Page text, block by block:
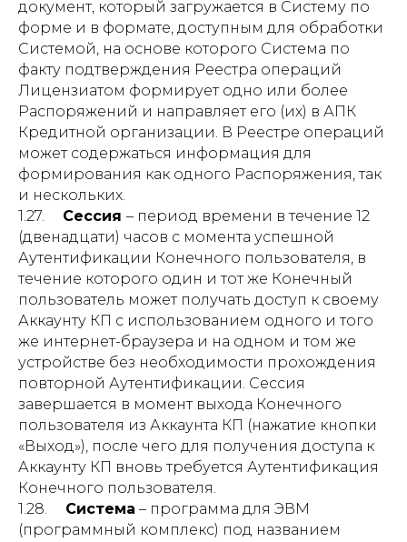
документ, который загружается в Систему по
форме и в формате, доступным для обработки
Системой, на основе которого Система по
факту подтверждения Реестра операций
Лицензиатом формирует одно или более
Распоряжений и направляет его (их) в АПК
Кредитной организации. В Реестре операций
может содержаться информация для
формирования как одного Распоряжения, так
и нескольких.
1.27. Сессия – период времени в течение 12
(двенадцати) часов с момента успешной
Аутентификации Конечного пользователя, в
течение которого один и тот же Конечный
пользователь может получать доступ к своему
Аккаунту КП с использованием одного и того
же интернет-браузера и на одном и том же
устройстве без необходимости прохождения
повторной Аутентификации. Сессия
завершается в момент выхода Конечного
пользователя из Аккаунта КП (нажатие кнопки
«Выход»), после чего для получения доступа к
Аккаунту КП вновь требуется Аутентификация
Конечного пользователя.
1.28. Система – программа для ЭВМ
(программный комплекс) под названием